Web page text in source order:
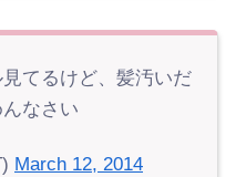
てるけど、髪汚いだ
なさい
March 12, 2014